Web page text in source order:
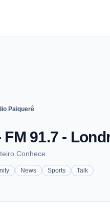
Paiquerê
91.7 -
Conhece
News Sports Talk